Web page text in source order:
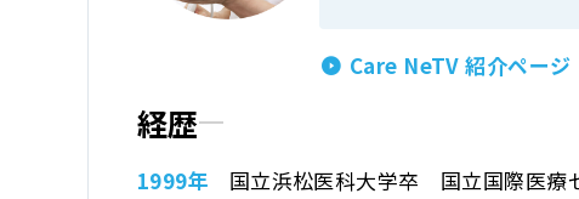
Care NeTV 紹介ページ
経歴
1999年 国立浜松医科大学卒
国立国際医